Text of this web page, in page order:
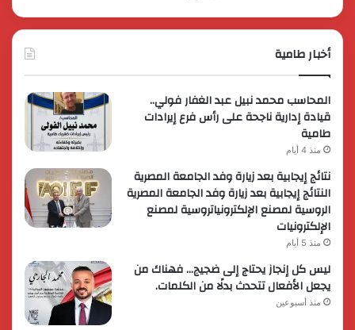
أخبار طامية
المحاسب محمد نبيل عبد الغفار فولي..
قيادة إدارية ناجحة على رأس فرع إيرادات
طامية
منذ 4 أيام
نتائج إيجابية بعد زيارة وفد الجامعة المصرية
النتائج إيجابية بعد زيارة وفد الجامعة المصرية
الروسية لمصنع الإلكترونياتروسية لمصنع
الإلكترونيات
منذ 5 أيام
ليس كل إنجاز يحتاج إلى ضجيج… فهناك من
يجعل الأفعال تتحدث بدلًا من الكلمات.
منذ أسبوعين